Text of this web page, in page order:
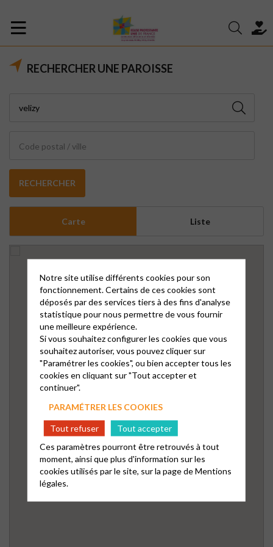
RECHERCHER UNE PAROISSE
Code postal / ville
RECHERCHER
Carte Liste
Notre site utilise différents cookies pour son
fonctionnement. Certains de ces cookies sont
déposés par des services tiers à des fins d'analyse
statistique pour nous permettre de vous fournir
une meilleure expérience.
Si vous souhaitez configurer les cookies que vous
souhaitez autoriser, vous pouvez cliquer sur
"Paramétrer les cookies", ou bien accepter tous les
cookies en cliquant sur "Tout accepter et
continuer".
PARAMÉTRER LES COOKIES
Tout refuser
Tout accepter
Ces paramètres pourront être retrouvés à tout
moment, ainsi que plus d'information sur les
cookies utilisés par le site, sur la page deMentions
légales.